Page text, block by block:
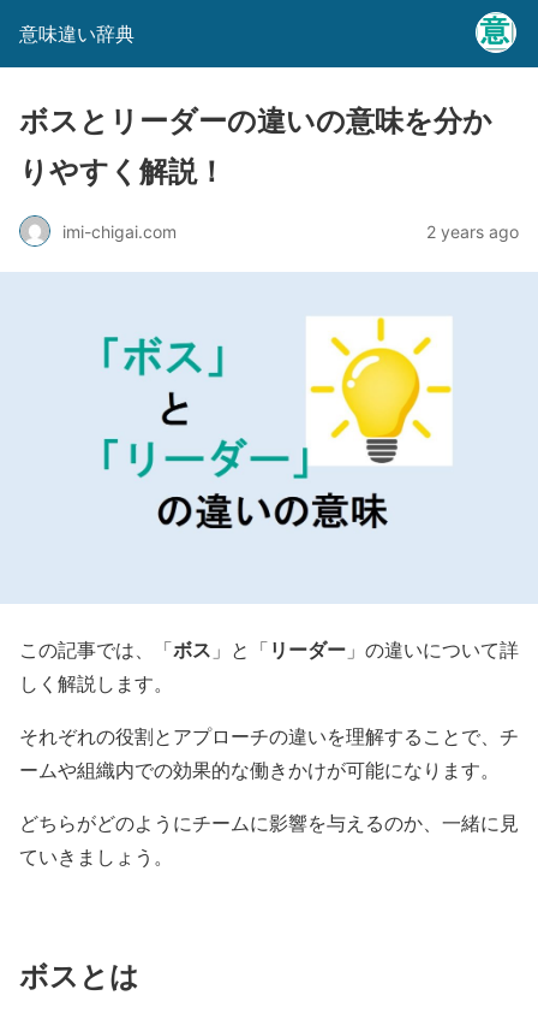
意味違い辞典
ボスとリーダーの違いの意味を分か
りやすく解説！
imi-chigai.com 2 years ago
この記事では、「ボス 」と「リーダー 」の違いについて詳
しく解説します。
それぞれの役割とアプローチの違いを理解することで、チ
ームや組織内での効果的な働きかけが可能になります。
どちらがどのようにチームに影響を与えるのか、一緒に見
ていきましょう。
ボスとは